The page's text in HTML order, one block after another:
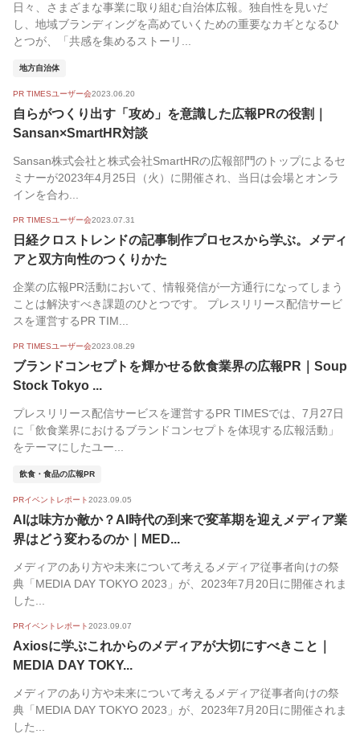
日々、さまざまな事業に取り組む自治体広報。独自性を見いだ
し、地域ブランディングを高めていくための重要なカギとなるひ
とつが、「共感を集めるストーリ...
地方自治体
PR TIMESユーザー会2023.06.20
自らがつくり出す「攻め」を意識した広報PRの役割｜
Sansan×SmartHR対談
Sansan株式会社と株式会社SmartHRの広報部門のトップによるセ
ミナーが2023年4月25日（火）に開催され、当日は会場とオンラ
インを合わ...
PR TIMESユーザー会2023.07.31
日経クロストレンドの記事制作プロセスから学ぶ。メディ
アと双方向性のつくりかた
企業の広報PR活動において、情報発信が一方通行になってしまう
ことは解決すべき課題のひとつです。 プレスリリース配信サービ
スを運営するPR TIM...
PR TIMESユーザー会2023.08.29
ブランドコンセプトを輝かせる飲食業界の広報PR｜Soup
Stock Tokyo ...
プレスリリース配信サービスを運営するPR TIMESでは、7月27日
に「飲食業界におけるブランドコンセプトを体現する広報活動」
をテーマにしたユー...
飲食・食品の広報PR
PRイベントレポート2023.09.05
AIは味方か敵か？AI時代の到来で変革期を迎えメディア業
界はどう変わるのか｜MED...
メディアのあり方や未来について考えるメディア従事者向けの祭
典「MEDIA DAY TOKYO 2023」が、2023年7月20日に開催されま
した...
PRイベントレポート2023.09.07
Axiosに学ぶこれからのメディアが大切にすべきこと｜
MEDIA DAY TOKY...
メディアのあり方や未来について考えるメディア従事者向けの祭
典「MEDIA DAY TOKYO 2023」が、2023年7月20日に開催されま
した...